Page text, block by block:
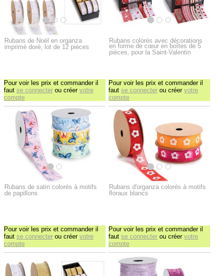
Rubans de Noël en organza
imprimé doré, lot de 12 pièces
Pour voir les prix et commander il
faut se connecter ou créer votre
compte
Rubans colorés avec décorations
en forme de cœur en boîtes de 5
pièces, pour la Saint-Valentin
Pour voir les prix et commander il
fautse connecter ou créervotre
compte
Rubans de satin colorés à motifs
de papillons
Pour voir les prix et commander il
faut se connecter ou créer votre
compte
Rubans d'organza colorés à motifs
floraux blancs
Pour voir les prix et commander il
fautse connecter ou créervotre
compte